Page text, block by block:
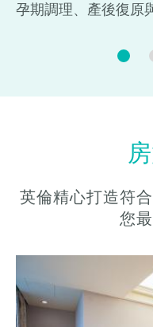
孕期調理、產後復原
英倫精心打造符
您